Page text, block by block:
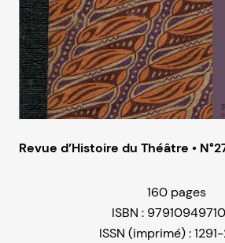
Revue d’Histoire du Théâtre •
160 pages
ISBN :
ISSN (imprimé) :